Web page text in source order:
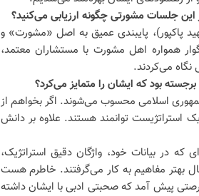
جلسات مشورتی چگونه ارزیابی می‌کنید؟
پاکپور)، پایبندی عمیق به اصل «مشورت» و
همواره اهل مشورت با مستشاران معتمد،
نگاه می‌کردند.
بود که ایشان را متمایز می‌کرد؟
اسلامی محسوب می‌شوند. اگر بخواهم از
استراتژیست توانمند هستند. علاوه بر دانش
در بیانات خود، واژگان دقیق استراتژیک،
بهتر مفاهیم به کار می‌گرفتند. خاطرم هست
پیش آمد که صحبتی ادبی با ایشان داشته